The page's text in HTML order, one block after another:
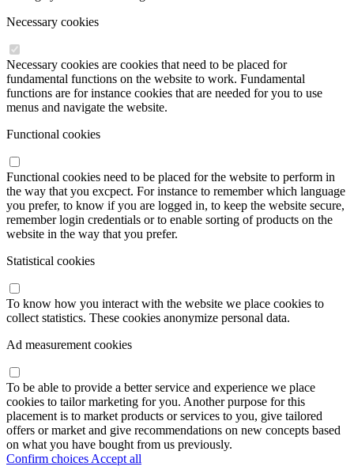
Necessary cookies
Necessary cookies are cookies that need to be placed for
fundamental functions on the website to work. Fundamental
functions are for instance cookies that are needed for you to use
menus and navigate the website.
Functional cookies
Functional cookies need to be placed for the website to perform in
the way that you excpect. For instance to remember which language
you prefer, to know if you are logged in, to keep the website secure,
remember login credentials or to enable sorting of products on the
website in the way that you prefer.
Statistical cookies
To know how you interact with the website we place cookies to
collect statistics. These cookies anonymize personal data.
Ad measurement cookies
To be able to provide a better service and experience we place
cookies to tailor marketing for you. Another purpose for this
placement is to market products or services to you, give tailored
offers or market and give recommendations on new concepts based
on what you have bought from us previously.
Confirm choices Accept all